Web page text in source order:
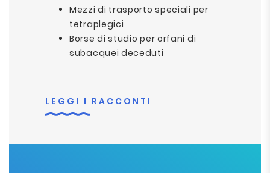
Mezzi di trasporto speciali per
tetraplegici
Borse di studio per orfani di
subacquei deceduti
LEGGI I RACCONTI